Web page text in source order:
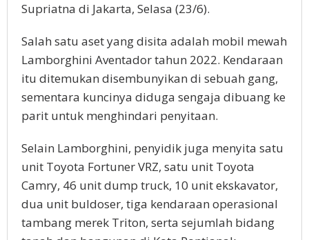
Supriatna di Jakarta, Selasa (23/6).
Salah satu aset yang disita adalah mobil mewah
Lamborghini Aventador tahun 2022. Kendaraan
itu ditemukan disembunyikan di sebuah gang,
sementara kuncinya diduga sengaja dibuang ke
parit untuk menghindari penyitaan.
Selain Lamborghini, penyidik juga menyita satu
unit Toyota Fortuner VRZ, satu unit Toyota
Camry, 46 unit dump truck, 10 unit ekskavator,
dua unit buldoser, tiga kendaraan operasional
tambang merek Triton, serta sejumlah bidang